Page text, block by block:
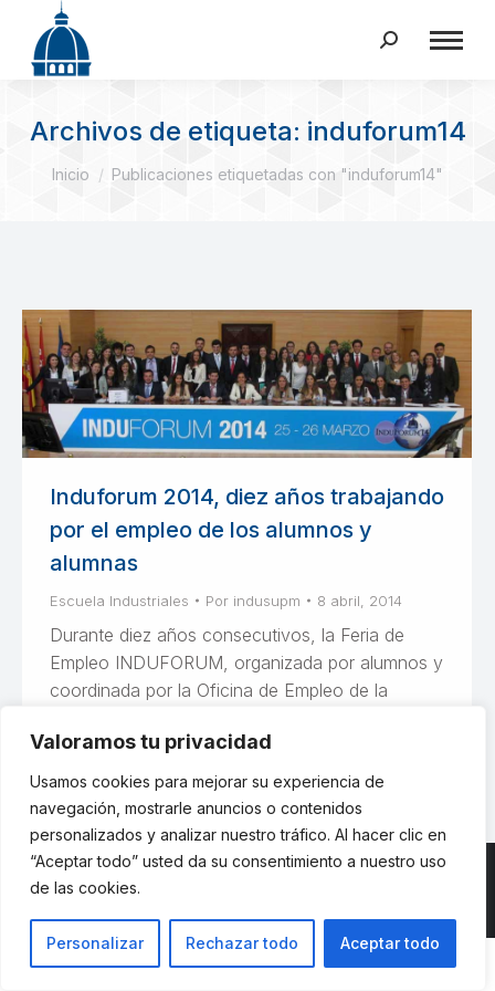
Valoramos tu privacidad
Usamos cookies para mejorar su experiencia de
navegación, mostrarle anuncios o contenidos
personalizados y analizar nuestro tráfico. Al hacer clic en
“Aceptar todo” usted da su consentimiento a nuestro uso
de las cookies.
Personalizar Rechazar todo Aceptar todo
Buscar:
Archivos de etiqueta: induforum14
Estás aquí:
Inicio Publicaciones etiquetadas con "induforum14"
Induforum 2014, diez años trabajando
por el empleo de los alumnos y
alumnas
Escuela Industriales Por indusupm 8 abril, 2014
Durante diez años consecutivos, la Feria de
Empleo INDUFORUM, organizada por alumnos y
coordinada por la Oficina de Empleo de la
© ETSII UPM - una web de believe